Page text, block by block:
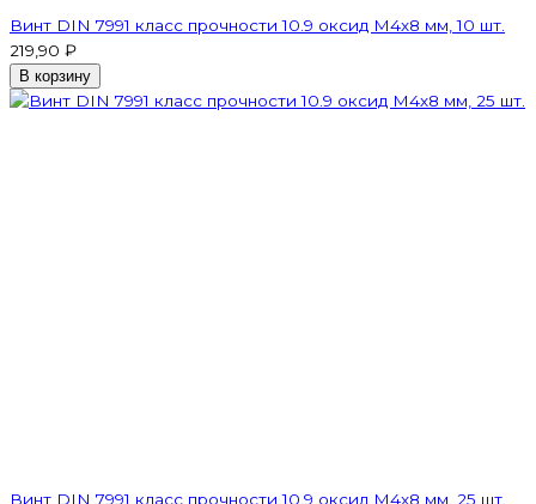
Винт DIN 7991 класс прочности 10.9 оксид M4х8 мм, 10 шт.
219,90 ₽
В корзину
Винт DIN 7991 класс прочности 10.9 оксид M4х8 мм, 25 шт.